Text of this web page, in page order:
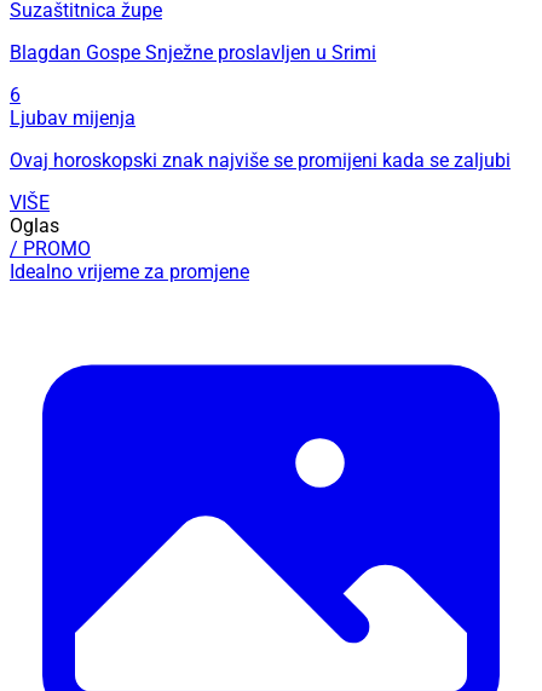
Suzaštitnica župe
Blagdan Gospe Snježne proslavljen u Srimi
6
Ljubav mijenja
Ovaj horoskopski znak najviše se promijeni kada se zaljubi
VIŠE
Oglas
/ PROMO
Idealno vrijeme za promjene